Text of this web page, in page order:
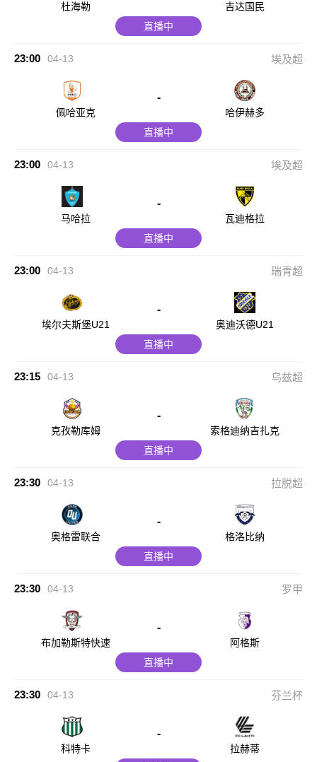
杜海勒
吉达国民
直播中
23:00 04-13 埃及超
佩哈亚克
-
哈伊赫多
直播中
23:00 04-13 埃及超
马哈拉
-
瓦迪格拉
直播中
23:00 04-13 瑞青超
埃尔夫斯堡U21
-
奥迪沃德U21
直播中
23:15 04-13 乌兹超
克孜勒库姆
-
索格迪纳吉扎克
直播中
23:30 04-13 拉脱超
奥格雷联合
-
格洛比纳
直播中
23:30 04-13 罗甲
布加勒斯特快速
-
阿格斯
直播中
23:30 04-13 芬兰杯
科特卡
-
拉赫蒂